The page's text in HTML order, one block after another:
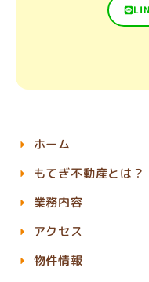
ホーム
もてぎ不動産とは？
業務内容
アクセス
物件情報